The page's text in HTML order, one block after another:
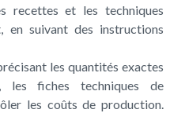
recettes et les techniques
en suivant des instructions
les quantités exactes
les fiches techniques de
les coûts de production.